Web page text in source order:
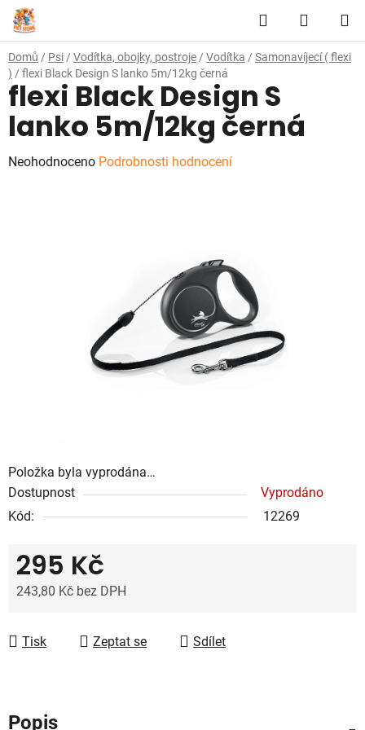
Přejít
na
obsah
Hledat
KOŠÍK
Domů / Psi / Vodítka, obojky, postroje / Vodítka / Samonavíjecí ( flexi
) / flexi Black Design S lanko 5m/12kg černá
Položka byla vyprodána…
Dostupnost
Vyprodáno
Kód:
12269
295 Kč
243,80 Kč bez DPH
Tisk
Zeptat se Sdílet
flexi Black Design S
lanko 5m/12kg černá
Průměrné
Neohodnoceno Podrobnosti hodnocení
Popis